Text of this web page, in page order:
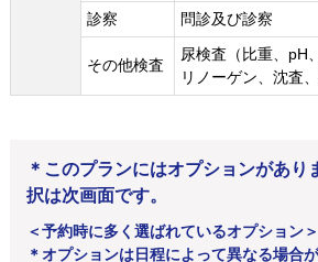
診察 問診及び診察
その他検査
尿検査（比重、pH
リノーゲン、沈査
＊このプランにはオプションがあり
択は次画面です。
＜予約時に多く選ばれているオプション＞
＊オプションは日程によって異なる場合が